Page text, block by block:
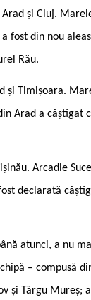
și Cluj.
fost din nou
Rău.
și Timișoara.
Arad a
Arcadie
declarată
atunci, a nu
– compusă
și Târgu Mureș;